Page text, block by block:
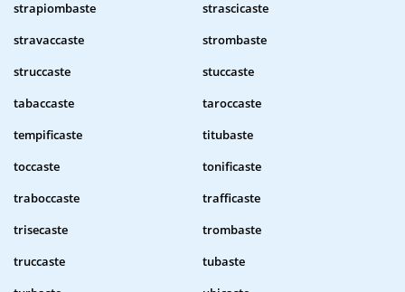
strapiombaste
strascicaste
stravaccaste
strombaste
struccaste
stuccaste
tabaccaste
taroccaste
tempificaste
titubaste
toccaste
tonificaste
traboccaste
trafficaste
trisecaste
trombaste
truccaste
tubaste